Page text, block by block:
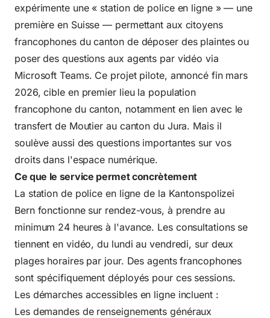
expérimente une « station de police en ligne » — une
première en Suisse — permettant aux citoyens
francophones du canton de déposer des plaintes ou
poser des questions aux agents par vidéo via
Microsoft Teams. Ce projet pilote, annoncé fin mars
2026, cible en premier lieu la population
francophone du canton, notamment en lien avec le
transfert de Moutier au canton du Jura. Mais il
soulève aussi des questions importantes sur vos
droits dans l'espace numérique.
Ce que le service permet concrètement
La station de police en ligne de la Kantonspolizei
Bern fonctionne sur rendez-vous, à prendre au
minimum 24 heures à l'avance. Les consultations se
tiennent en vidéo, du lundi au vendredi, sur deux
plages horaires par jour. Des agents francophones
sont spécifiquement déployés pour ces sessions.
Les démarches accessibles en ligne incluent :
Les demandes de renseignements généraux